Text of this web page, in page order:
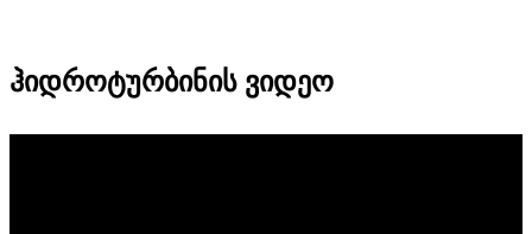
ჰიდროტურბინის ვიდეო